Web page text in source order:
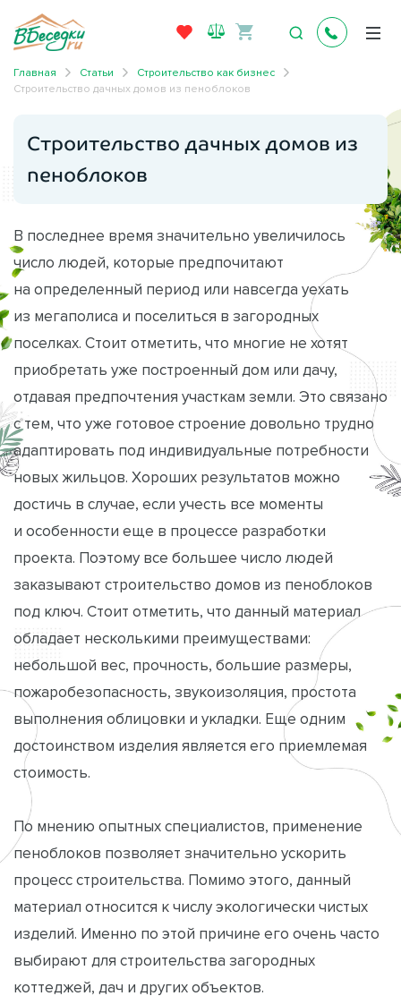
Главная Статьи
Строительство как бизнес
Строительство дачных домов из пеноблоков
Строительство дачных домов из
пеноблоков
В последнее время значительно увеличилось
число людей, которые предпочитают
на определенный период или навсегда уехать
из мегаполиса и поселиться в загородных
поселках. Стоит отметить, что многие не хотят
приобретать уже построенный дом или дачу,
отдавая предпочтения участкам земли. Это связано
с тем, что уже готовое строение довольно трудно
адаптировать под индивидуальные потребности
новых жильцов. Хороших результатов можно
достичь в случае, если учесть все моменты
и особенности еще в процессе разработки
проекта. Поэтому все большее число людей
заказывают строительство домов из пеноблоков
под ключ. Стоит отметить, что данный материал
обладает несколькими преимуществами:
небольшой вес, прочность, большие размеры,
пожаробезопасность, звукоизоляция, простота
выполнения облицовки и укладки. Еще одним
достоинством изделия является его приемлемая
стоимость.
По мнению опытных специалистов, применение
пеноблоков позволяет значительно ускорить
процесс строительства. Помимо этого, данный
материал относится к числу экологически чистых
изделий. Именно по этой причине его очень часто
выбирают для строительства загородных
коттеджей, дач и других объектов.